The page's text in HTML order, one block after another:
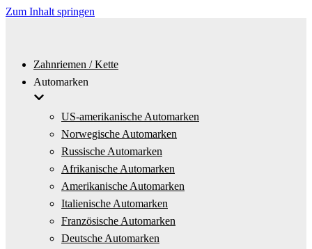
Zum Inhalt springen
Zahnriemen / Kette
Automarken
US-amerikanische Automarken
Norwegische Automarken
Russische Automarken
Afrikanische Automarken
Amerikanische Automarken
Italienische Automarken
Französische Automarken
Deutsche Automarken